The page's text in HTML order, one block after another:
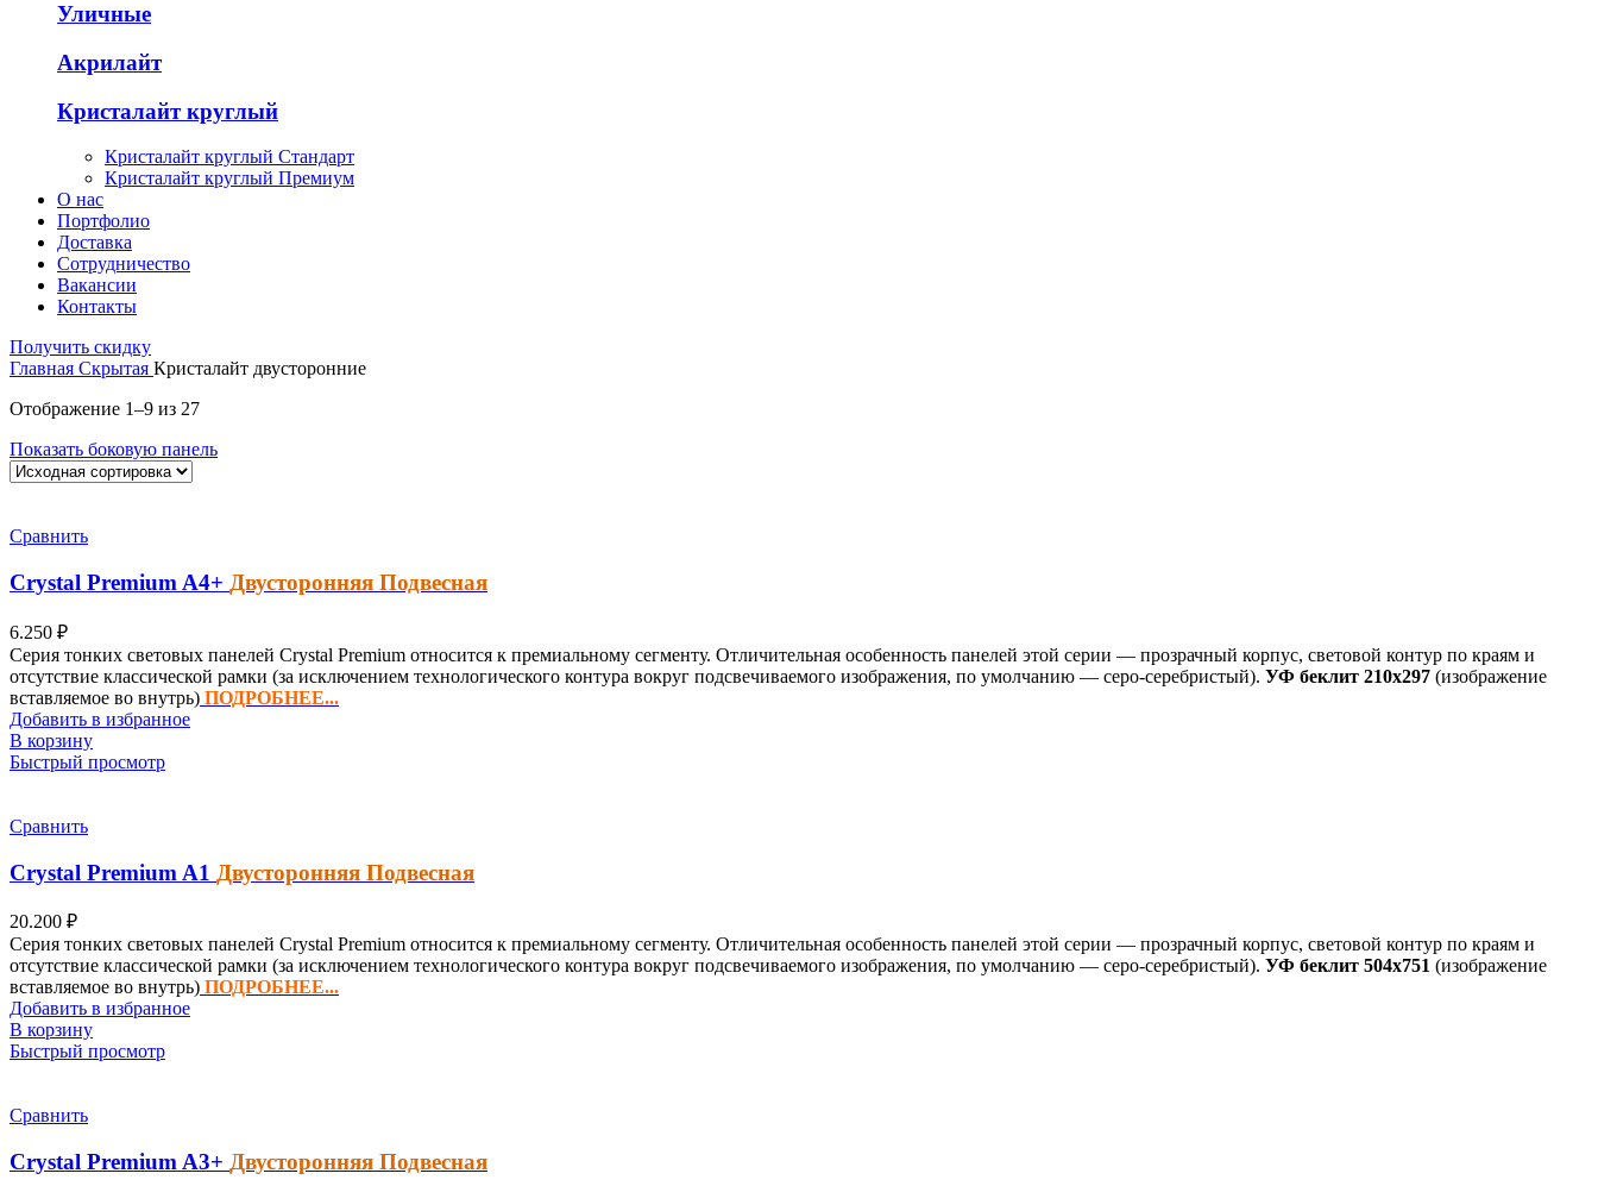
Уличные
Акрилайт
Кристалайт круглый
Кристалайт круглый Стандарт
Кристалайт круглый Премиум
О нас
Портфолио
Доставка
Сотрудничество
Вакансии
Контакты
Получить скидку
Главная Скрытая Кристалайт двусторонние
Отображение 1–9 из 27
Показать боковую панель
Сравнить
Crystal PremiumA4+ Двусторонняя Подвесная
6.250 ₽
Серия тонких световых панелей Crystal Premium относится к премиальному сегменту. Отличительная особенность панелей этой серии — прозрачный корпус, световой контур по краям и
отсутствие классической рамки (за исключением технологического контура вокруг подсвечиваемого изображения, по умолчанию — серо-серебристый). УФ беклит 210х297 (изображение
вставляемое во внутрь) ПОДРОБНЕЕ...
Добавить в избранное
В корзину
Быстрый просмотр
Сравнить
Crystal Premium A1 Двусторонняя Подвесная
20.200 ₽
Серия тонких световых панелей Crystal Premium относится к премиальному сегменту. Отличительная особенность панелей этой серии — прозрачный корпус, световой контур по краям и
отсутствие классической рамки (за исключением технологического контура вокруг подсвечиваемого изображения, по умолчанию — серо-серебристый). УФ беклит 504х751 (изображение
вставляемое во внутрь) ПОДРОБНЕЕ...
Добавить в избранное
В корзину
Быстрый просмотр
Сравнить
Crystal Premium A3+ Двусторонняя Подвесная